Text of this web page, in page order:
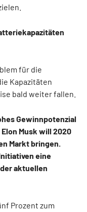
für die
Kapazitäten
bald weiter fallen.
Gewinnpotenzial
Musk will 2020
Markt bringen.
eine
der aktuellen
Prozent zum